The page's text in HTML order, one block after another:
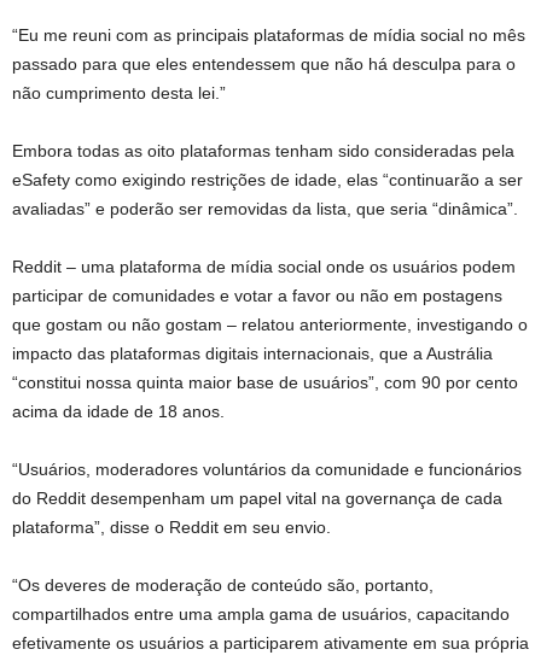
“Eu me reuni com as principais plataformas de mídia social no mês
passado para que eles entendessem que não há desculpa para o
não cumprimento desta lei.”
Embora todas as oito plataformas tenham sido consideradas pela
eSafety como exigindo restrições de idade, elas “continuarão a ser
avaliadas” e poderão ser removidas da lista, que seria “dinâmica”.
Reddit – uma plataforma de mídia social onde os usuários podem
participar de comunidades e votar a favor ou não em postagens
que gostam ou não gostam – relatou anteriormente, investigando o
impacto das plataformas digitais internacionais, que a Austrália
“constitui nossa quinta maior base de usuários”, com 90 por cento
acima da idade de 18 anos.
“Usuários, moderadores voluntários da comunidade e funcionários
do Reddit desempenham um papel vital na governança de cada
plataforma”, disse o Reddit em seu envio.
“Os deveres de moderação de conteúdo são, portanto,
compartilhados entre uma ampla gama de usuários, capacitando
efetivamente os usuários a participarem ativamente em sua própria